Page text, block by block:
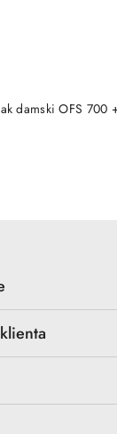
damski OFS 700